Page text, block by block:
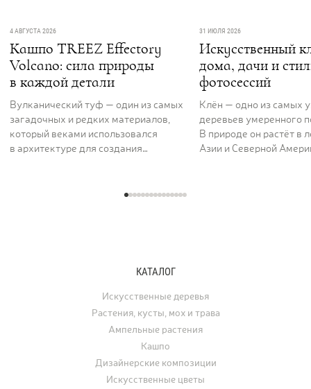
4 АВГУСТА 2026
Кашпо TREEZ Effectory
Volcano: сила природы
в каждой детали
Вулканический туф — один из самых
загадочных и редких материалов,
который веками использовался
в архитектуре для создания
фактурная поверхность как будто
произведение искусства.
31 ИЮЛЯ 2026
Искусственный
дома, дачи и
фотосессий
Клён — одно из самых
деревьев умеренного
В природе он растёт в
Азии и Северной
применяют для
ресторанов, офисов,
и других мероприятий.
КАТАЛОГ
Искусственные деревья
Растения, кусты, мох и трава
Ампельные растения
Кашпо
Дизайнерские композиции
Искусственные цветы